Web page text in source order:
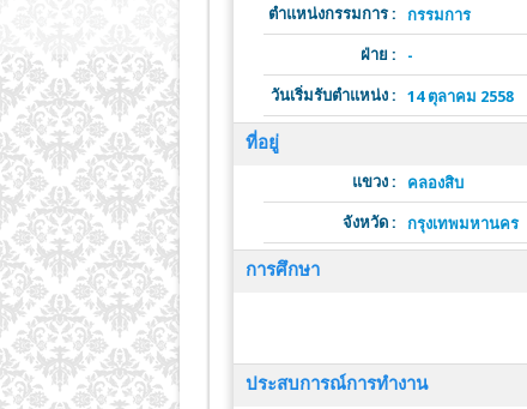
ตำแหน่งกรรมการ : กรรมการ
ฝ่าย : -
วันเริ่มรับตำแหน่ง : 14 ตุลาคม 2558
ที่อยู่
แขวง : คลองสิบ
จังหวัด : กรุงเทพมหานคร
การศึกษา
ประสบการณ์การทำงาน